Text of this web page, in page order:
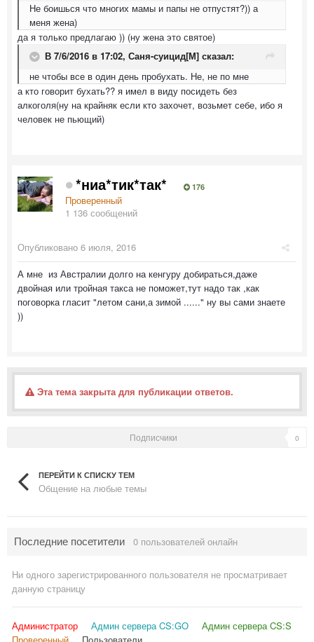
Не боишься что многих мамы и папы не отпустят?)) а
меня жена)
да я только предлагаю )) (ну жена это святое)
В 7/6/2016 в 17:02, Саня-суицид[М] сказал:
не чтобы все в один день пробухать. Не, не по мне
а кто говорит бухать?? я имел в виду посидеть без
алкоголя(ну на крайняк если кто захочет, возьмет себе, ибо я
человек не пьющий)
*ниа*тик*так* 176
Проверенный
1 136 сообщений
Опубликовано 6 июля, 2016
А мне из Австралии долго на кенгуру добираться,даже
двойная или тройная такса не поможет,тут надо так ,как
поговорка гласит "летом сани,а зимой ......" ну вы сами знаете
))
Эта тема закрыта для публикации ответов.
Подписчики 0
ПЕРЕЙТИ К СПИСКУ ТЕМ
Общение на любые темы
Последние посетители 0 пользователей онлайн
Ни одного зарегистрированного пользователя не просматривает
данную страницу
Администратор Админ сервера CS:GO
Админ сервера CS:S
Проверенный
Пользователи